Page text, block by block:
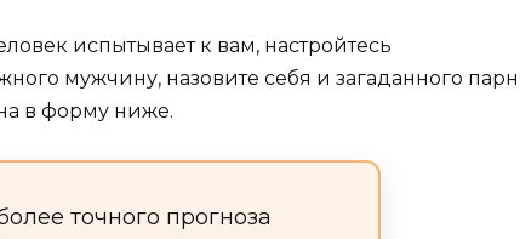
испытывает к вам, настройтесь
мужчину, назовите себя и загаданного
в форму ниже.
точного прогноза